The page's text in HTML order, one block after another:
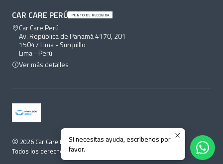
CAR CARE PERÚ PUNTO DE RECOGIDA
Car Care Perú
Av. República de Panamá 4170, 201
15047 Lima - Surquillo
Lima - Perú
Ver más detalles
2026 Car Care Perú.
Todos los derechos reservados.
Si necesitas ayuda, escríbenos por
favor.